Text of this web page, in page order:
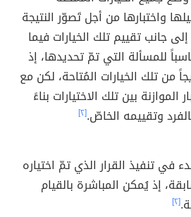
واختبارها من أجل تَصوّر النتيجة
جانب تقييم تلك الخيارات فيما
للمسألة التي تمّ تحديدها، إذ
من تلك الخيارات المُتاحة، لكن مع
الموازنة بين تلك الاختيارات بناءً
وتقييمه الخاصّ.[٢]
في تنفيذ القرار الذي تمّ اختياره
إذ يُمكن المباشرة بالقيام
[٢]